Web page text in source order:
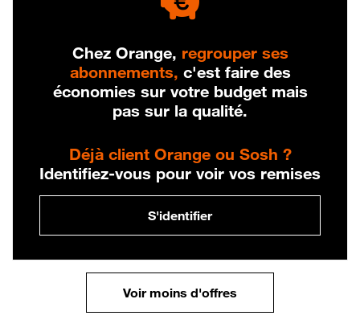
Chez Orange, regrouper ses
abonnements, c'est faire des
économies sur votre budget mais
pas sur la qualité.
Déjà client Orange ou Sosh ?
Identifiez-vous pour voir vos remises
S'identifier
Voir moins d'offres